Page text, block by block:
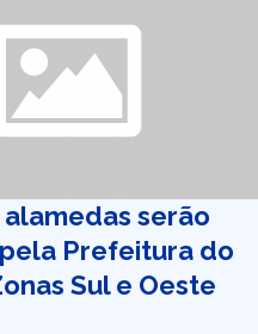
serão
Prefeitura do
Sul e Oeste